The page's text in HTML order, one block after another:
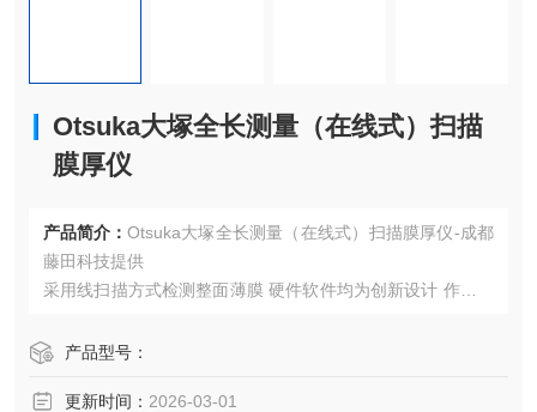
Otsuka大塚全长测量（在线式）扫描
膜厚仪
产品简介： Otsuka大塚全长测量（在线式）扫描膜厚仪-成都
藤田科技提供
采用线扫描方式检测整面薄膜 硬件软件均为创新设计 作为专
量 不受偏差影响 可对应宽幅样...
产品型号：
更新时间： 2026-03-01